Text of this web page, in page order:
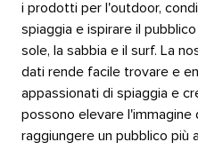
i prodotti per l'outdoor,
spiaggia e ispirare il
sole, la sabbia e il surf. La
dati rende facile trovare e
appassionati di spiaggia e
possono elevare l'immagine
raggiungere un pubblico più